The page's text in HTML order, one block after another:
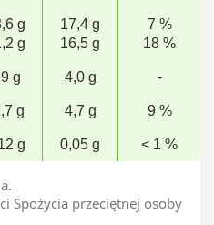
g
g
17,4 g
16,5 g
7 %
18 %
g 4,0 g -
g 4,7 g 9 %
g 0,05 g < 1 %
Spożycia przeciętnej osoby